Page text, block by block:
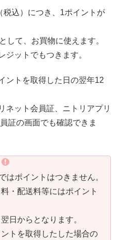
込）につき、1ポイントが
して、お買物に使えます。
ジットでもつきます。
ントを取得した日の翌年12
ネット会員証、ニトリアプリ
証の画面でも確認できま
はポイントはつきません。
・配送料等にはポイント
日からとなります。
トを取得したした場合の